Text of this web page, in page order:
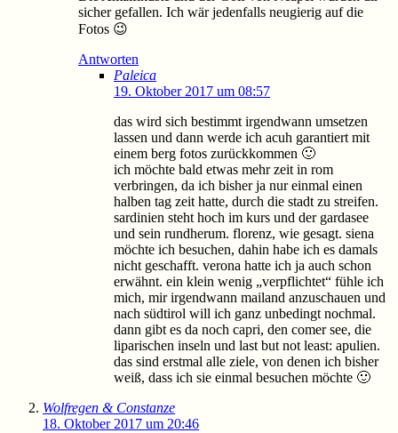
sicher gefallen. Ich wär jedenfalls neugierig auf die
Fotos 😉
Antworten
Paleica
19. Oktober 2017 um 08:57
das wird sich bestimmt irgendwann umsetzen
lassen und dann werde ich acuh garantiert mit
einem berg fotos zurückkommen 🙂
ich möchte bald etwas mehr zeit in rom
verbringen, da ich bisher ja nur einmal einen
halben tag zeit hatte, durch die stadt zu streifen.
sardinien steht hoch im kurs und der gardasee
und sein rundherum. florenz, wie gesagt. siena
möchte ich besuchen, dahin habe ich es damals
nicht geschafft. verona hatte ich ja auch schon
erwähnt. ein klein wenig „verpflichtet“ fühle ich
mich, mir irgendwann mailand anzuschauen und
nach südtirol will ich ganz unbedingt nochmal.
dann gibt es da noch capri, den comer see, die
liparischen inseln und last but not least: apulien.
das sind erstmal alle ziele, von denen ich bisher
weiß, dass ich sie einmal besuchen möchte 🙂
Wolfregen & Constanze
18. Oktober 2017 um 20:46